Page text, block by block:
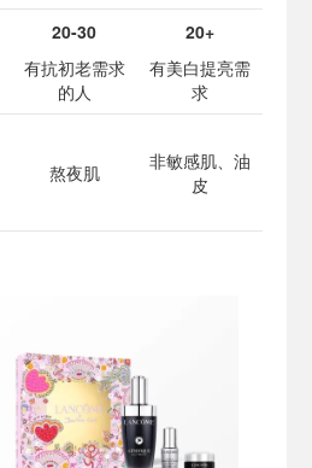
20-30
有抗初老需求
的人
20+
有美白提亮需
求
熬夜肌
非敏感肌、油
皮